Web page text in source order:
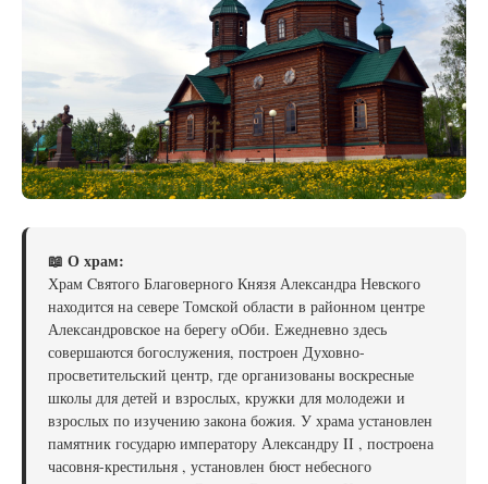
📖 О храм:
Храм Cвятого Благоверного Князя Александра Невского
находится на севере Томской области в районном центре
Александровское на берегу оОби. Ежедневно здесь
совершаются богослужения, построен Духовно-
просветительский центр, где организованы воскресные
школы для детей и взрослых, кружки для молодежи и
взрослых по изучению закона божия. У храма установлен
памятник государю императору Александру II , построена
часовня-крестильня , установлен бюст небесного